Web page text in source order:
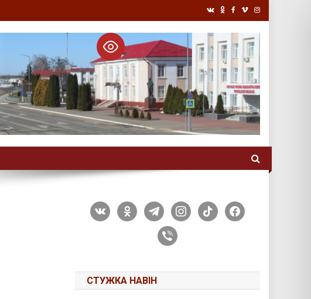
vkontakteodnoklassniki
telegraminstagram
tiktok facebook
viber
СТУЖКА НАВІН